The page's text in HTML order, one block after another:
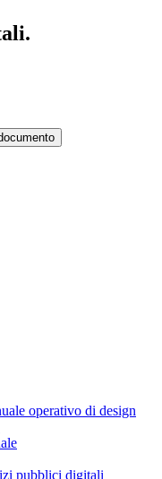
operativo di design
pubblici digitali